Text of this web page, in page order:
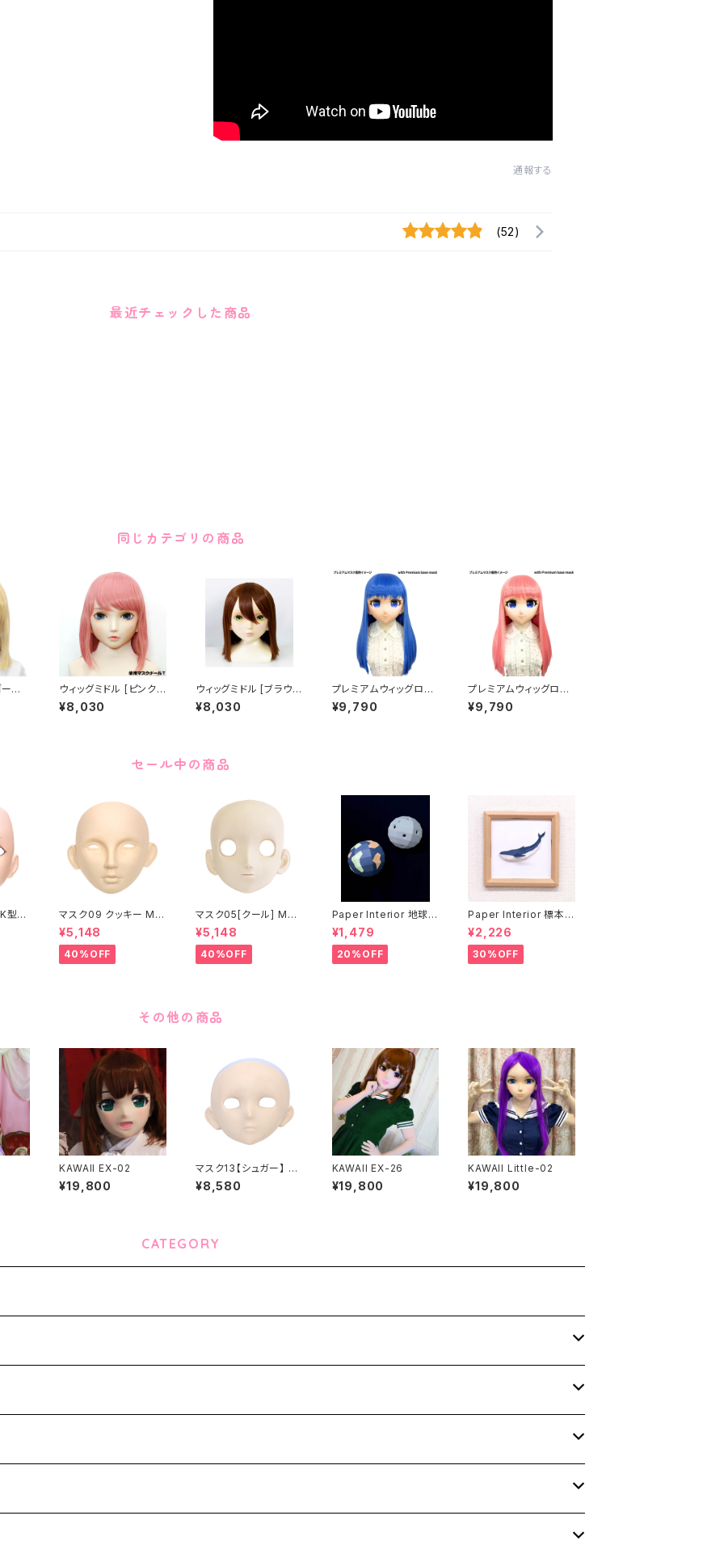
通報する
(52)
最近チェックした商品
同じカテゴリの商品
ル
ウィッグミドル [ピンク]
Original Wig Middle
Pink
¥8,030
ウィッグミドル [ブラウ
ン] Original Wig Mid
dle Brown
¥8,030
プレミアムウィッグロン
グ [ブルー] Premium
Wig Long Blue
¥9,790
プレミアムウィッグロン
グ [ピンク] Premium
Wig Long Pink
¥9,790
セール中の商品
型］
マスク09 クッキー MA
SK09 “COOKIE”
¥5,148
40%OFF
マスク05[クール] MAS
K05[COOL]
¥5,148
40%OFF
Paper Interior 地球と
月 earth and moon
¥1,479
20%OFF
Paper Interior 標本
クジラ specimen wh
ale
¥2,226
30%OFF
その他の商品
KAWAII EX-02
¥19,800
マスク13【シュガー】 M
ASK13 【SUGAR】
¥8,580
KAWAII EX-26
¥19,800
KAWAII Little-02
¥19,800
CATEGORY